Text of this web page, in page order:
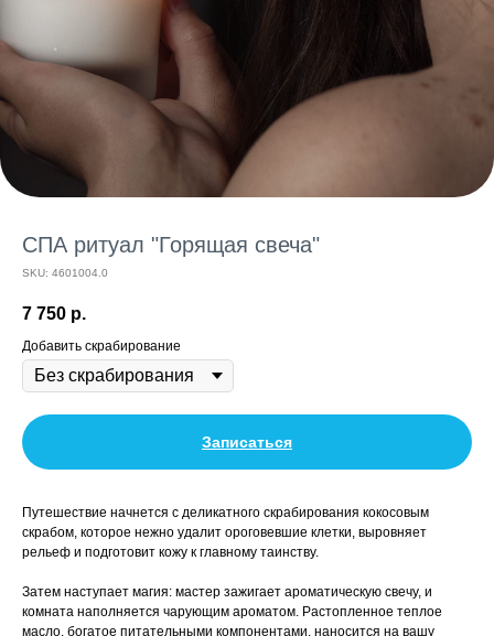
СПА ритуал "Горящая свеча"
SKU: 4601004.0
7 750 р.
Добавить скрабирование
Записаться
Путешествие начнется с деликатного скрабирования кокосовым
скрабом, которое нежно удалит ороговевшие клетки, выровняет
рельеф и подготовит кожу к главному таинству.
Затем наступает магия: мастер зажигает ароматическую свечу, и
комната наполняется чарующим ароматом. Растопленное теплое
масло, богатое питательными компонентами, наносится на вашу